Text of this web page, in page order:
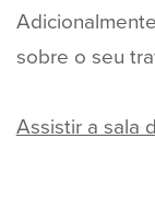
sobre o seu
Assistir a sala